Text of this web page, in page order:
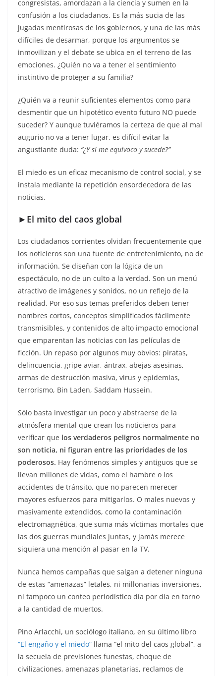
congresistas, amordazan a la ciencia y sumen en la
confusión a los ciudadanos. Es la más sucia de las
jugadas mentirosas de los gobiernos, y una de las más
difíciles de desarmar, porque los argumentos se
inmovilizan y el debate se ubica en el terreno de las
emociones. ¿Quién no va a tener el sentimiento
instintivo de proteger a su familia?
¿Quién va a reunir suficientes elementos como para
desmentir que un hipotético evento futuro NO puede
suceder? Y aunque tuviéramos la certeza de que al mal
augurio no va a tener lugar, es difícil evitar la
angustiante duda: “¿Y si me equivoco y sucede?”
El miedo es un eficaz mecanismo de control social, y se
instala mediante la repetición ensordecedora de las
noticias.
►El mito del caos global
Los ciudadanos corrientes olvidan frecuentemente que
los noticieros son una fuente de entretenimiento, no de
información. Se diseñan con la lógica de un
espectáculo, no de un culto a la verdad. Son un menú
atractivo de imágenes y sonidos, no un reflejo de la
realidad. Por eso sus temas preferidos deben tener
nombres cortos, conceptos simplificados fácilmente
transmisibles, y contenidos de alto impacto emocional
que emparentan las noticias con las películas de
ficción. Un repaso por algunos muy obvios: piratas,
delincuencia, gripe aviar, ántrax, abejas asesinas,
armas de destrucción masiva, virus y epidemias,
terrorismo, Bin Laden, Saddam Hussein.
Sólo basta investigar un poco y abstraerse de la
atmósfera mental que crean los noticieros para
verificar que los verdaderos peligros normalmente no
son noticia, ni figuran entre las prioridades de los
poderosos. Hay fenómenos simples y antiguos que se
llevan millones de vidas, como el hambre o los
accidentes de tránsito, que no parecen merecer
mayores esfuerzos para mitigarlos. O males nuevos y
masivamente extendidos, como la contaminación
electromagnética, que suma más víctimas mortales que
las dos guerras mundiales juntas, y jamás merece
siquiera una mención al pasar en la TV.
Nunca hemos campañas que salgan a detener ninguna
de estas “amenazas” letales, ni millonarias inversiones,
ni tampoco un conteo periodístico día por día en torno
a la cantidad de muertos.
Pino Arlacchi, un sociólogo italiano, en su último libro
“El engaño y el miedo” llama “el mito del caos global”, a
la secuela de previsiones funestas, choque de
civilizaciones, amenazas planetarias, reclamos de